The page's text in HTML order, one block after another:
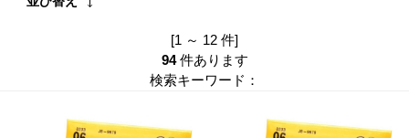
[1 ～ 12 件]
94 件あります
検索キーワード：